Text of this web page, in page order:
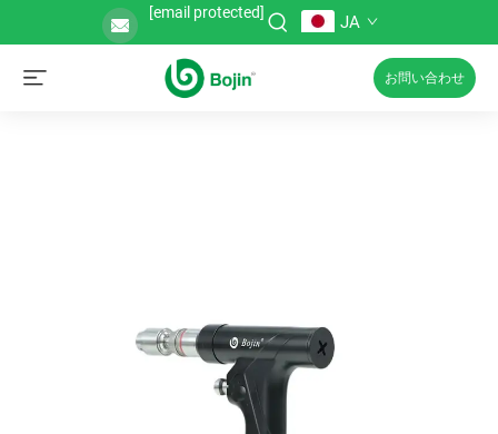
[email protected] JA
お問い合わせ